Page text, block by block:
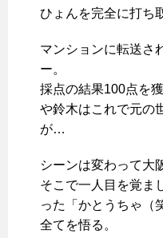
ひょんを完全に打ち
マンションに転送さ
ー。
採点の結果100点を
や鈴木はこれで元の
が…
シーンは変わって大
そこで一人目を覚ま
った「かとうちゃ（
全てを悟る。